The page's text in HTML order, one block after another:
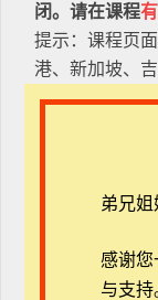
闭。请在课程
提示：课程页
港、新加坡、
意时差。
《神学阅读与
阅读和独立思
习，帮助学员
弟兄姐
感谢
与支持